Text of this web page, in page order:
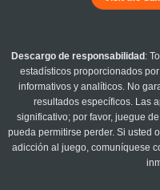
Descargo de responsabilidad :
estadísticos proporcionados por
informativos y analíticos. No
resultados específicos. Las
significativo; por favor, juegue
pueda permitirse perder. Si usted
adicción al juego, comuníquese